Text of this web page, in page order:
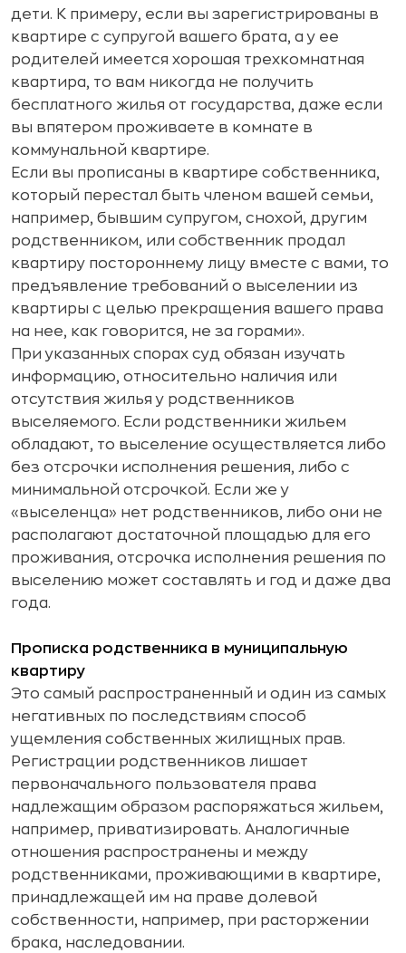
дети. К примеру, если вы зарегистрированы в
квартире с супругой вашего брата, а у ее
родителей имеется хорошая трехкомнатная
квартира, то вам никогда не получить
бесплатного жилья от государства, даже если
вы впятером проживаете в комнате в
коммунальной квартире.
Если вы прописаны в квартире собственника,
который перестал быть членом вашей семьи,
например, бывшим супругом, снохой, другим
родственником, или собственник продал
квартиру постороннему лицу вместе с вами, то
предъявление требований о выселении из
квартиры с целью прекращения вашего права
на нее, как говорится, не за горами».
При указанных спорах суд обязан изучать
информацию, относительно наличия или
отсутствия жилья у родственников
выселяемого. Если родственники жильем
обладают, то выселение осуществляется либо
без отсрочки исполнения решения, либо с
минимальной отсрочкой. Если же у
«выселенца» нет родственников, либо они не
располагают достаточной площадью для его
проживания, отсрочка исполнения решения по
выселению может составлять и год и даже два
года.
Прописка родственника в муниципальную
квартиру
Это самый распространенный и один из самых
негативных по последствиям способ
ущемления собственных жилищных прав.
Регистрации родственников лишает
первоначального пользователя права
надлежащим образом распоряжаться жильем,
например, приватизировать. Аналогичные
отношения распространены и между
родственниками, проживающими в квартире,
принадлежащей им на праве долевой
собственности, например, при расторжении
брака, наследовании.